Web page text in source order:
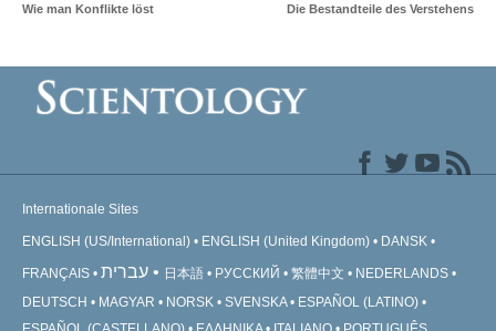
Wie man Konflikte löst Die Bestandteile des Verstehens
Internationale Sites
ENGLISH (US/International) ENGLISH (United Kingdom) DANSK
FRANÇAIS עברית 日本語 РУССКИЙ 繁體中文
NEDERLANDS
DEUTSCH
MAGYAR NORSK SVENSKA
ESPAÑOL (LATINO)